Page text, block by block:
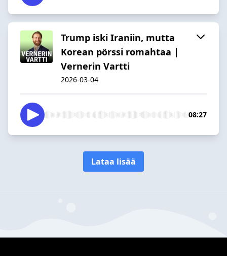
Trump iski Iraniin, mutta
Korean pörssi romahtaa |
Vernerin Vartti
2026-03-04
08:27
Lataa lisää